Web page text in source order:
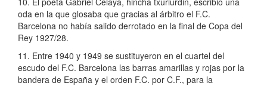
oda en la que glosaba que gracias al árbitro el F.C.
Barcelona no había salido derrotado en la final de Copa del
Rey 1927/28.
11. Entre 1940 y 1949 se sustituyeron en el cuartel del
escudo del F.C. Barcelona las barras amarillas y rojas por la
bandera de España y el orden F.C. por C.F., para la